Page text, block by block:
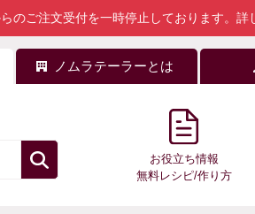
のご注文受付を一時停止しております。 詳
ノムラテーラーとは
お役立ち情報
無料レシピ/作り方